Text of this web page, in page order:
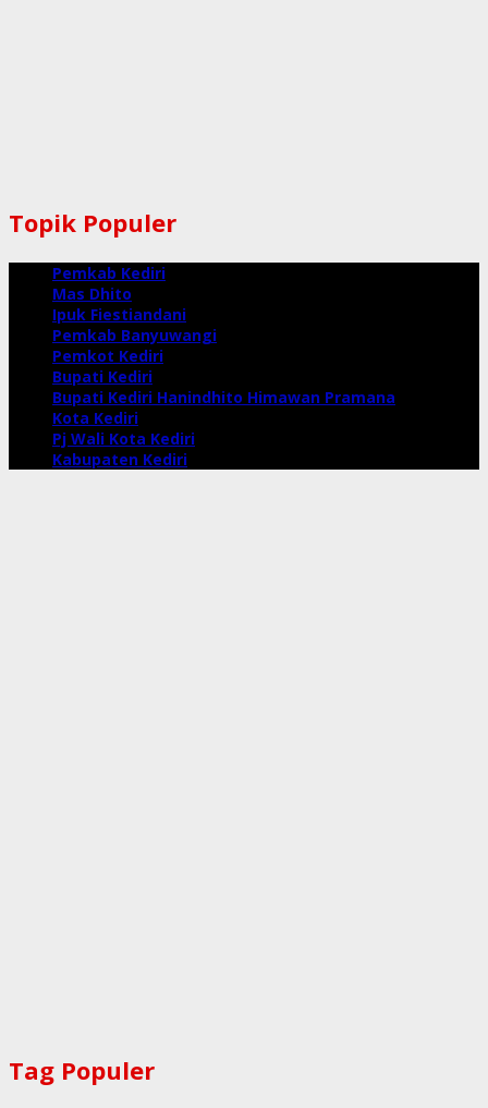
Topik Populer
Pemkab Kediri
Mas Dhito
Ipuk Fiestiandani
Pemkab Banyuwangi
Pemkot Kediri
Bupati Kediri
Bupati Kediri Hanindhito Himawan Pramana
Kota Kediri
Pj Wali Kota Kediri
Kabupaten Kediri
Tag Populer